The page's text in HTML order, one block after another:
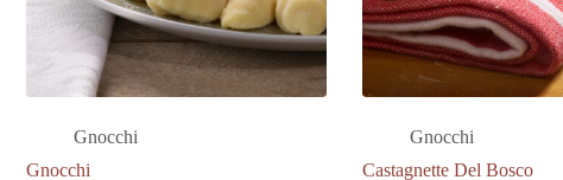
Gnocchi
Gnocchi
Gnocchi
Castagnette Del Bosco